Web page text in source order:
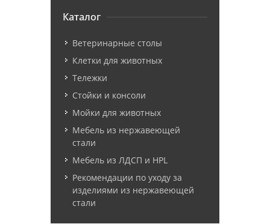
Каталог
Ветеринарные столы
Клетки для животных
Тележки
Стойки и консоли
Мойки для животных
Мебель из нержавеющей
стали
Мебель из ЛДСП и HPL
Рекомендации по уходу за
изделиями из нержавеющей
стали